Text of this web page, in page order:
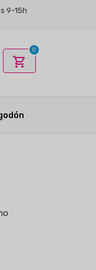
9-15h
shopping_cart
0